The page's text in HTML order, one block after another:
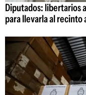
Diputados: libertarios
para llevarla al recinto